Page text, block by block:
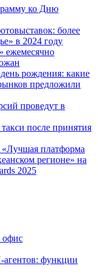
ко Дню
более
в 2024 году
ежемесячно
рождения: какие
предложили
проведут в
после принятия
платформа
регионе» на
2025
офис
функции